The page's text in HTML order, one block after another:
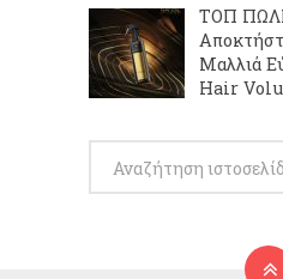
ΤΟΠ
Μαλλιά
Hair